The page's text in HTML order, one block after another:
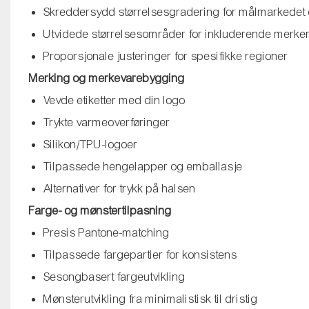
Skreddersydd størrelsesgradering for målmarkedet
Utvidede størrelsesområder for inkluderende merker
Proporsjonale justeringer for spesifikke regioner
Merking og merkevarebygging
Vevde etiketter med din logo
Trykte varmeoverføringer
Silikon/TPU-logoer
Tilpassede hengelapper og emballasje
Alternativer for trykk på halsen
Farge- og mønstertilpasning
Presis Pantone-matching
Tilpassede fargepartier for konsistens
Sesongbasert fargeutvikling
Mønsterutvikling fra minimalistisk til dristig